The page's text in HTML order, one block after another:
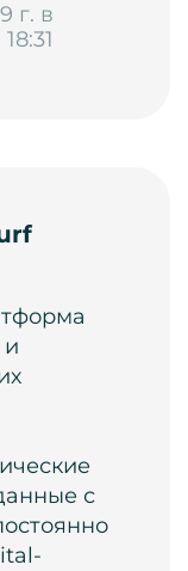
г. в
18:31
с